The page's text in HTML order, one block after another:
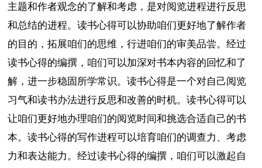
主题和作者观念的了解和考虑，是对阅览进程进行反思
和总结的进程。读书心得可以协助咱们更好地了解作者
的目的，拓展咱们的思维，行进咱们的审美品尝。经过
读书心得的编撰，咱们可以加深对书本内容的回忆和了
解，进一步稳固所学常识。读书心得是一个对自己阅览
习气和读书办法进行反思和改善的时机。读书心得可以
让咱们更好地办理咱们的阅览时间和挑选合适自己的书
本。读书心得的写作进程可以培育咱们的调查力、考虑
力和表达能力。经过读书心得的编撰，咱们可以激起自